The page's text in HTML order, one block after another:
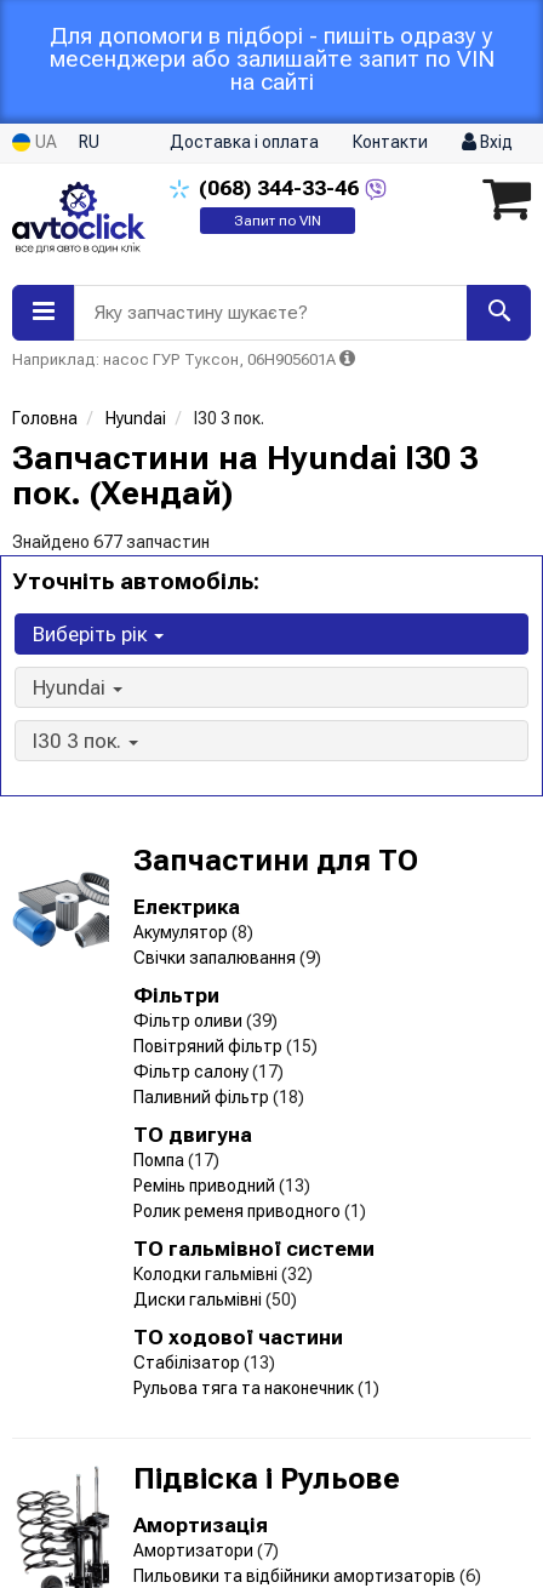
Для допомоги в підборі - пишіть одразу у
месенджери або залишайте запит по VIN
на сайті
UA RU Доставка і оплата Контакти Вхід
(068) 344-33-46
Запит по VIN
Яку запчастину шукаєте?
Наприклад: насос ГУР Туксон, 06H905601A
Головна Hyundai I30 3 пок.
Запчастини на Hyundai I30 3
пок. (Хендай)
Знайдено 677 запчастин
Уточніть автомобіль:
Виберіть рік
Hyundai
I30 3 пок.
Запчастини для ТО
Електрика
Акумулятор (8)
Свічки запалювання (9)
Фільтри
Фільтр оливи (39)
Повітряний фільтр (15)
Фільтр салону(17)
Паливний фільтр (18)
ТО двигуна
Помпа (17)
Ремінь приводний (13)
Ролик ременя приводного (1)
ТО гальмівної системи
Колодки гальмівні (32)
Диски гальмівні (50)
ТО ходової частини
Стабілізатор (13)
Рульова тяга та наконечник(1)
Підвіска і Рульове
Амортизація
Амортизатори (7)
Пильовики та відбійники амортизаторів (6)